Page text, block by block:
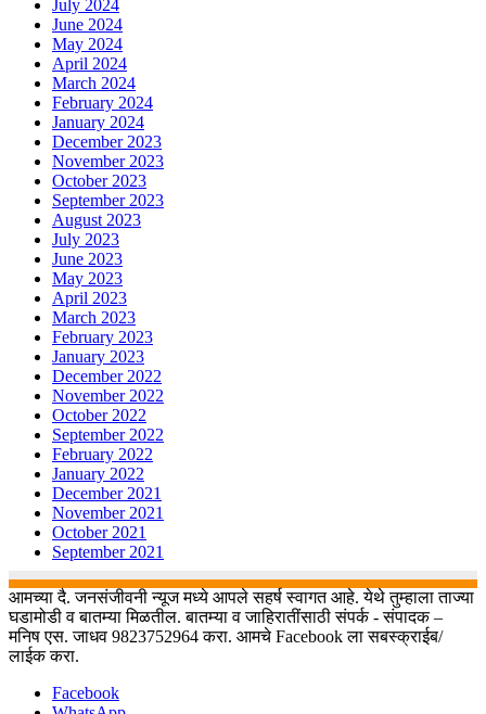
July 2024
June 2024
May 2024
April 2024
March 2024
February 2024
January 2024
December 2023
November 2023
October 2023
September 2023
August 2023
July 2023
June 2023
May 2023
April 2023
March 2023
February 2023
January 2023
December 2022
November 2022
October 2022
September 2022
February 2022
January 2022
December 2021
November 2021
October 2021
September 2021
आमच्या दै. जनसंजीवनी न्यूज मध्ये आपले सहर्ष स्वागत आहे. येथे तुम्हाला ताज्या
घडामोडी व बातम्या मिळतील. बातम्या व जाहिरातींसाठी संपर्क - संपादक –
मनिष एस. जाधव 9823752964 करा. आमचे Facebook ला सबस्क्राईब/
लाईक करा.
Facebook